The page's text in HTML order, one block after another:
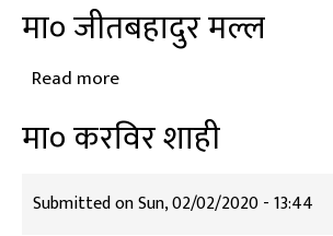
जितबहादुर
मा० जीतबहादुर मल्ल
Read moreabout
जीतबहादुर
मा० करविर शाही
Submitted onSun, 02/02/2020 - 13:44